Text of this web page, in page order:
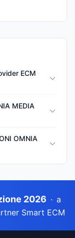
ECM
MEDIA
OMNIA
2026 · a
Smart ECM